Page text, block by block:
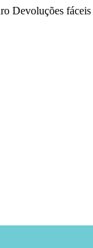
Devoluções fáceis